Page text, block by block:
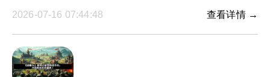
2026-07-16 07:44:48
查看详情 →